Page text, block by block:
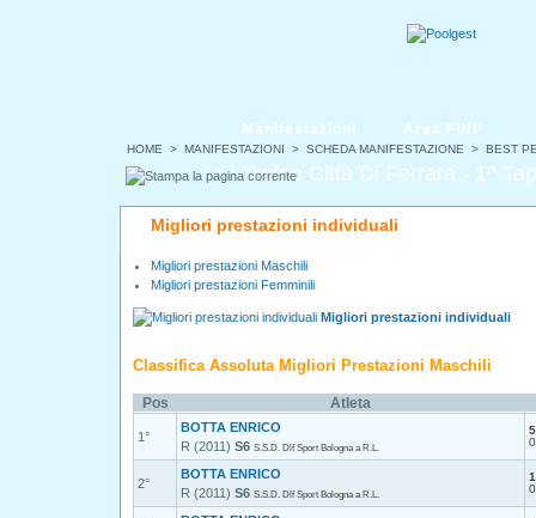
HOME > MANIFESTAZIONI > SCHEDA MANIFESTAZIONE > BEST
Manifestazioni Area FINP
1° Trofeo Città Di Ferrara - 1^
Migliori prestazioni individuali
Migliori prestazioni Maschili
Migliori prestazioni Femminili
Migliori prestazioni individuali
Classifica Assoluta Migliori Prestazioni Maschili
Pos Atleta
1°
BOTTA ENRICO
R (2011) S6 S.S.D. Dlf Sport Bologna a R.L.
2°
BOTTA ENRICO
R (2011) S6 S.S.D. Dlf Sport Bologna a R.L.